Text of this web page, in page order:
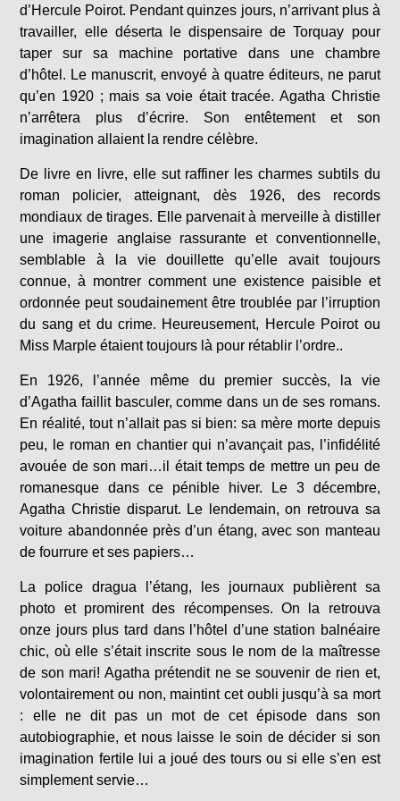
d’Hercule Poirot. Pendant quinzes jours, n’arrivant plus à
travailler, elle déserta le dispensaire de Torquay pour
taper sur sa machine portative dans une chambre
d’hôtel. Le manuscrit, envoyé à quatre éditeurs, ne parut
qu’en 1920 ; mais sa voie était tracée. Agatha Christie
n’arrêtera plus d’écrire. Son entêtement et son
imagination allaient la rendre célèbre.
De livre en livre, elle sut raffiner les charmes subtils du
roman policier, atteignant, dès 1926, des records
mondiaux de tirages. Elle parvenait à merveille à distiller
une imagerie anglaise rassurante et conventionnelle,
semblable à la vie douillette qu’elle avait toujours
connue, à montrer comment une existence paisible et
ordonnée peut soudainement être troublée par l’irruption
du sang et du crime. Heureusement, Hercule Poirot ou
Miss Marple étaient toujours là pour rétablir l’ordre..
En 1926, l’année même du premier succès, la vie
d’Agatha faillit basculer, comme dans un de ses romans.
En réalité, tout n’allait pas si bien: sa mère morte depuis
peu, le roman en chantier qui n’avançait pas, l’infidélité
avouée de son mari…il était temps de mettre un peu de
romanesque dans ce pénible hiver. Le 3 décembre,
Agatha Christie disparut. Le lendemain, on retrouva sa
voiture abandonnée près d’un étang, avec son manteau
de fourrure et ses papiers…
La police dragua l’étang, les journaux publièrent sa
photo et promirent des récompenses. On la retrouva
onze jours plus tard dans l’hôtel d’une station balnéaire
chic, où elle s’était inscrite sous le nom de la maîtresse
de son mari! Agatha prétendit ne se souvenir de rien et,
volontairement ou non, maintint cet oubli jusqu’à sa mort
: elle ne dit pas un mot de cet épisode dans son
autobiographie, et nous laisse le soin de décider si son
imagination fertile lui a joué des tours ou si elle s’en est
simplement servie…